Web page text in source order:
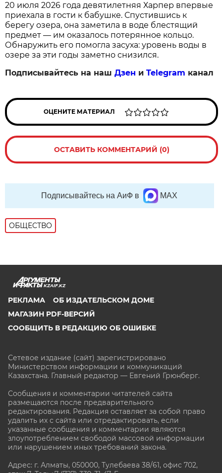
20 июля 2026 года девятилетняя Харпер впервые
приехала в гости к бабушке. Спустившись к
берегу озера, она заметила в воде блестящий
предмет — им оказалось потерянное кольцо.
Обнаружить его помогла засуха: уровень воды в
озере за эти годы заметно снизился.
Подписывайтесь на нашДзен иTelegram канал
ОЦЕНИТЕ МАТЕРИАЛ
ОСТАВИТЬ КОММЕНТАРИЙ (0)
Подписывайтесь на АиФ в MAX
ОБЩЕСТВО
KZAIF.KZ
РЕКЛАМА
ОБ ИЗДАТЕЛЬСКОМ ДОМЕ
МАГАЗИН PDF-ВЕРСИЙ
СООБЩИТЬ В РЕДАКЦИЮ ОБ ОШИБКЕ
Сетевое издание (сайт) зарегистрировано
Министерством информации и коммуникаций
Казахстана. Главный редактор — Евгений Грюнберг.
Сообщения и комментарии читателей сайта
размещаются после предварительного
редактирования. Редакция оставляет за собой право
удалить их с сайта или отредактировать, если
указанные сообщения и комментарии являются
злоупотреблением свободой массовой информации
или нарушением иных требований закона.
Адрес: г. Алматы, 050000, Тулебаева 38/61, офис 702,